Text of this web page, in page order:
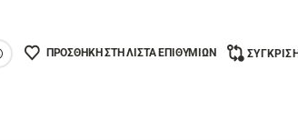
ΠΡΟΣΘΉΚΗ ΣΤΗ ΛΊΣΤΑ ΕΠΙΘΥΜΙΏΝ ΣΎΓΚΡΙΣΗ